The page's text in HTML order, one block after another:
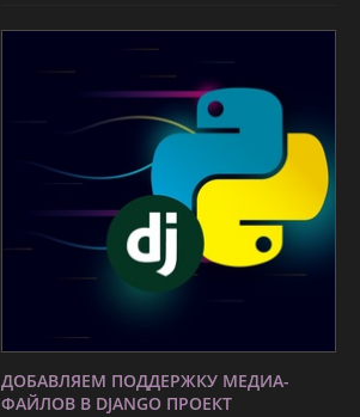
ДОБАВЛЯЕМ ПОДДЕРЖКУ МЕДИА-
ФАЙЛОВ В DJANGO ПРОЕКТ